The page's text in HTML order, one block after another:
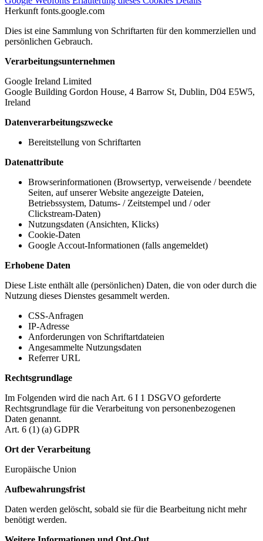
Herkunft fonts.google.com
Dies ist eine Sammlung von Schriftarten für den kommerziellen und
persönlichen Gebrauch.
Verarbeitungsunternehmen
Google Ireland Limited
Google Building Gordon House, 4 Barrow St, Dublin, D04 E5W5,
Ireland
Datenverarbeitungszwecke
Bereitstellung von Schriftarten
Datenattribute
Browserinformationen (Browsertyp, verweisende / beendete
Seiten, auf unserer Website angezeigte Dateien,
Betriebssystem, Datums- / Zeitstempel und / oder
Clickstream-Daten)
Nutzungsdaten (Ansichten, Klicks)
Cookie-Daten
Google Accout-Informationen (falls angemeldet)
Erhobene Daten
Diese Liste enthält alle (persönlichen) Daten, die von oder durch die
Nutzung dieses Dienstes gesammelt werden.
CSS-Anfragen
IP-Adresse
Anforderungen von Schriftartdateien
Angesammelte Nutzungsdaten
Referrer URL
Rechtsgrundlage
Im Folgenden wird die nach Art. 6 I 1 DSGVO geforderte
Rechtsgrundlage für die Verarbeitung von personenbezogenen
Daten genannt.
Art. 6 (1) (a) GDPR
Ort der Verarbeitung
Europäische Union
Aufbewahrungsfrist
Daten werden gelöscht, sobald sie für die Bearbeitung nicht mehr
benötigt werden.